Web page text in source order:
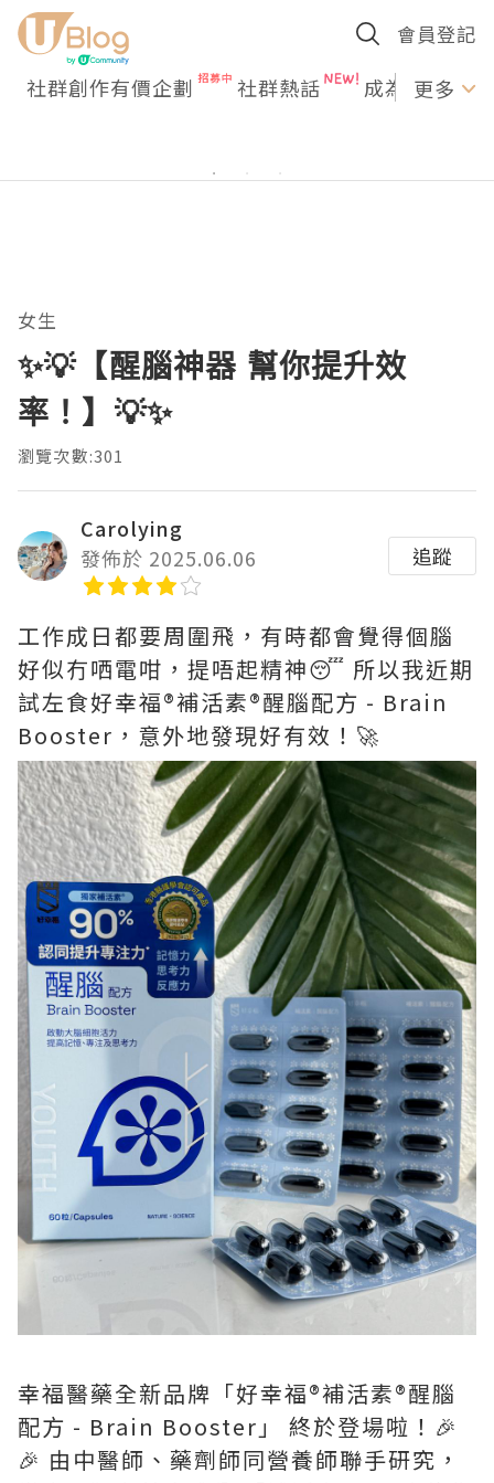
會員登記
社群創作有價企劃 社群熱話 成為U更多
女生
✨💡【醒腦神器 幫你提升效
率！】💡✨
瀏覽次數:301
Carolying
發佈於 2025.06.06
追蹤
工作成日都要周圍飛，有時都會覺得個腦
好似冇哂電咁，提唔起精神😴 所以我近期
試左食好幸福®️補活素®️醒腦配方 - Brain
Booster，意外地發現好有效！🚀
幸福醫藥全新品牌「好幸福®️補活素®️醒腦
配方 - Brain Booster」 終於登場啦！🎉
🎉 由中醫師、藥劑師同營養師聯手研究，